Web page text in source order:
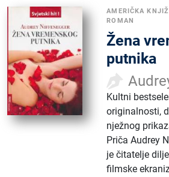
AMERIČKA
ROMAN
Žena
putnika
Kultni
originalnosti,
nježnog
Priča Audrey
je čitatelje
filmske